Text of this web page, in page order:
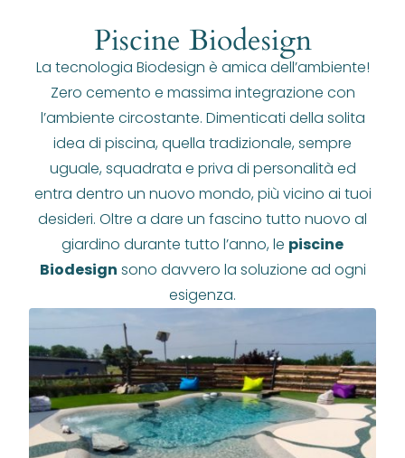
Piscine Biodesign
La tecnologia Biodesign è amica dell’ambiente!
Zero cemento e massima integrazione con
l’ambiente circostante. Dimenticati della solita
idea di piscina, quella tradizionale, sempre
uguale, squadrata e priva di personalità ed
entra dentro un nuovo mondo, più vicino ai tuoi
desideri. Oltre a dare un fascino tutto nuovo al
giardino durante tutto l’anno, le piscine
Biodesign sono davvero la soluzione ad ogni
esigenza.